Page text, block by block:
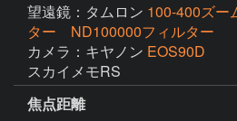
望遠鏡：タムロン 100-400ズ
ター ND100000フィルター
カメラ：キヤノン EOS90D
スカイメモRS
焦点距離